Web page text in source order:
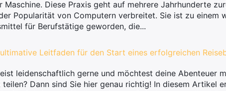
Maschine. Diese Praxis geht auf mehrere Jahrhunderte
Popularität von Computern verbreitet. Sie ist zu einem
für Berufstätige geworden, die...
Leitfaden für den Start eines erfolgreichen
leidenschaftlich gerne und möchtest deine Abenteuer
teilen? Dann sind Sie hier genau richtig! In diesem Artikel